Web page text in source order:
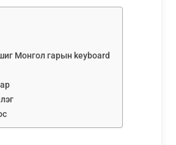
Mонгол гарын keyboard